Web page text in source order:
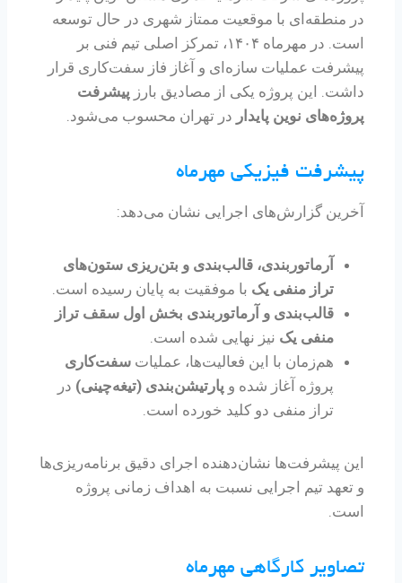
در منطقه‌ای با موقعیت ممتاز شهری در حال توسعه
است. در مهرماه ۱۴۰۴، تمرکز اصلی تیم فنی بر
پیشرفت عملیات سازه‌ای و آغاز فاز سفت‌کاری قرار
داشت. این پروژه یکی از مصادیق بارز پیشرفت
پروژه‌های نوین پایدار در تهران محسوب می‌شود.
پیشرفت فیزیکی مهرماه
آخرین گزارش‌های اجرایی نشان می‌دهد:
آرماتوربندی، قالب‌بندی و بتن‌ریزی ستون‌های
تراز منفی یک با موفقیت به پایان رسیده است.
قالب‌بندی و آرماتوربندی بخش اول سقف تراز
منفی یک نیز نهایی شده است.
هم‌زمان با این فعالیت‌ها، عملیات سفت‌کاری
پروژه آغاز شده و پارتیشن‌بندی (تیغه‌چینی) در
تراز منفی دو کلید خورده است.
این پیشرفت‌ها نشان‌دهنده اجرای دقیق برنامه‌ریزی‌ها
و تعهد تیم اجرایی نسبت به اهداف زمانی پروژه
است.
تصاویر کارگاهی مهرماه